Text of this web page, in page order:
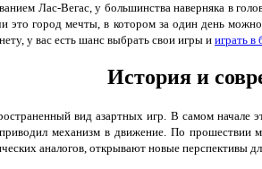
Лас-Вегас, у большинства наверняка в
это город мечты, в котором за один день
у вас есть шанс выбрать свои игры и играть в
История и
вид азартных игр. В самом
механизм в движение. По
аналогов, открывают новые перспективы